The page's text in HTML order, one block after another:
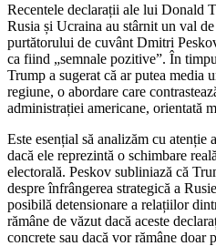
Recentele declarații ale lui Donald
Rusia și Ucraina au stârnit un val
purtătorului de cuvânt Dmitri
ca fiind „semnale pozitive”. În
Trump a sugerat că ar putea media
regiune, o abordare care
administrației americane, orientată
Este esențial să analizăm cu atenție
dacă ele reprezintă o schimbare
electorală. Peskov subliniază că
despre înfrângerea strategică a
posibilă detensionare a relațiilor
rămâne de văzut dacă aceste
concrete sau dacă vor rămâne doar